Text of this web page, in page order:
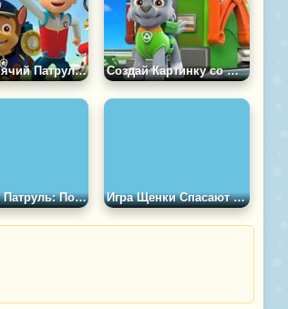
Игра Щенячий Патруль: Пазл Создай Картинку со Щенячьим Патрулём
Щенячий Патруль: Поймай Угощение Игра Щенки Спасают Друзей